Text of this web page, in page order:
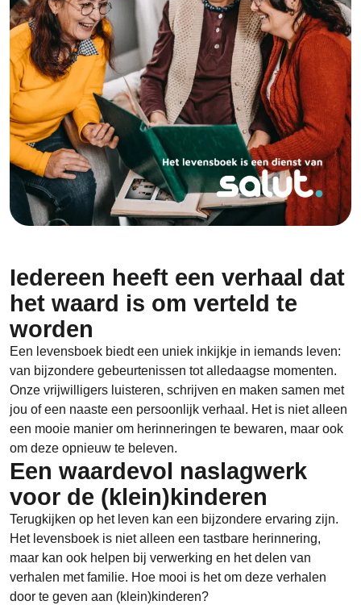
Iedereen heeft een verhaal dat
het waard is om verteld te
worden
Een levensboek biedt een uniek inkijkje in iemands leven:
van bijzondere gebeurtenissen tot alledaagse momenten.
Onze vrijwilligers luisteren, schrijven en maken samen met
jou of een naaste een persoonlijk verhaal. Het is niet alleen
een mooie manier om herinneringen te bewaren, maar ook
om deze opnieuw te beleven.
Een waardevol naslagwerk
voor de (klein)kinderen
Terugkijken op het leven kan een bijzondere ervaring zijn.
Het levensboek is niet alleen een tastbare herinnering,
maar kan ook helpen bij verwerking en het delen van
verhalen met familie. Hoe mooi is het om deze verhalen
door te geven aan (klein)kinderen?